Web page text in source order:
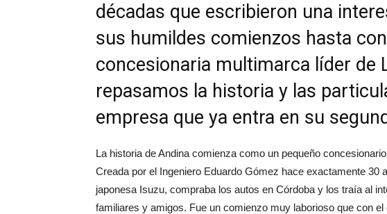
décadas que escribieron una
sus humildes comienzos hasta
concesionaria multimarca líder de
repasamos la historia y las
empresa que ya entra en su
La historia de Andina comienza como un pequeño
Creada por el Ingeniero Eduardo Gómez hace exactamente 30
japonesa Isuzu, compraba los autos en Córdoba y los traía al
familiares y amigos. Fue un comienzo muy laborioso que con